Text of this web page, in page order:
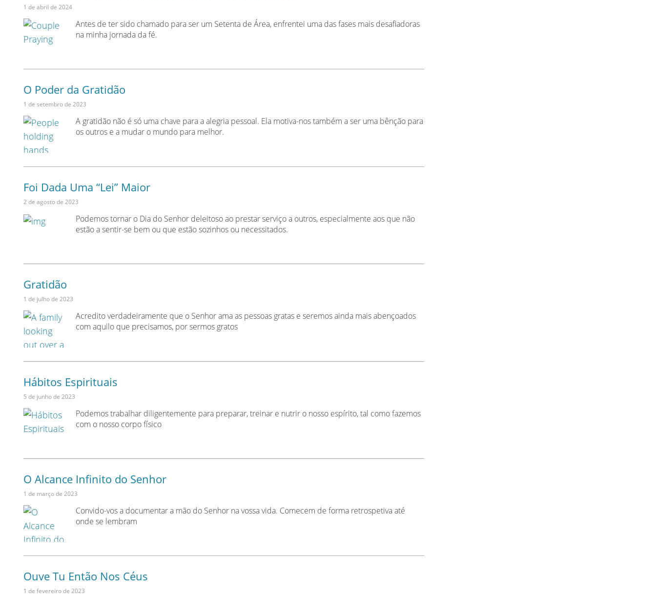
1 de abril de 2024
Antes de ter sido chamado para ser um Setenta de Área, enfrentei uma das fases mais desafiadoras
na minha jornada da fé.
O Poder da Gratidão
1 de setembro de 2023
A gratidão não é só uma chave para a alegria pessoal. Ela motiva-nos também a ser uma bênção para
os outros e a mudar o mundo para melhor.
Foi Dada Uma “Lei” Maior
2 de agosto de 2023
Podemos tornar o Dia do Senhor deleitoso ao prestar serviço a outros, especialmente aos que não
estão a sentir-se bem ou que estão sozinhos ou necessitados.
Gratidão
1 de julho de 2023
Acredito verdadeiramente que o Senhor ama as pessoas gratas e seremos ainda mais abençoados
com aquilo que precisamos, por sermos gratos
Hábitos Espirituais
5 de junho de 2023
Podemos trabalhar diligentemente para preparar, treinar e nutrir o nosso espírito, tal como fazemos
com o nosso corpo físico
O Alcance Infinito do Senhor
1 de março de 2023
Convido-vos a documentar a mão do Senhor na vossa vida. Comecem de forma retrospetiva até
onde se lembram
Ouve Tu Então Nos Céus
1 de fevereiro de 2023